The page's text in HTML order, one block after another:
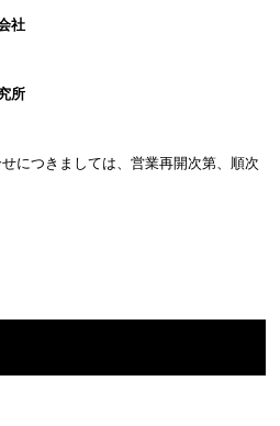
社
所
につきましては、営業再開次第、順次